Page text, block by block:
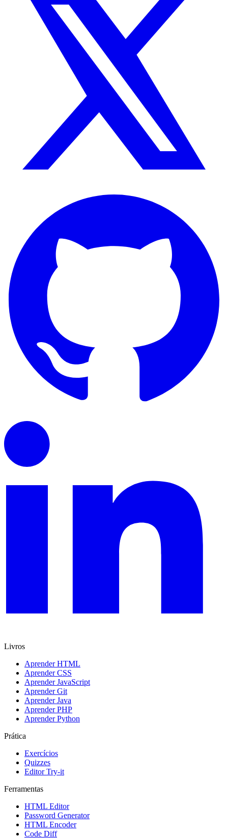
Livros
Aprender HTML
Aprender CSS
Aprender JavaScript
Aprender Git
Aprender Java
Aprender PHP
Aprender Python
Prática
Exercícios
Quizzes
Editor Try-it
Ferramentas
HTML Editor
Password Generator
HTML Encoder
Code Diff